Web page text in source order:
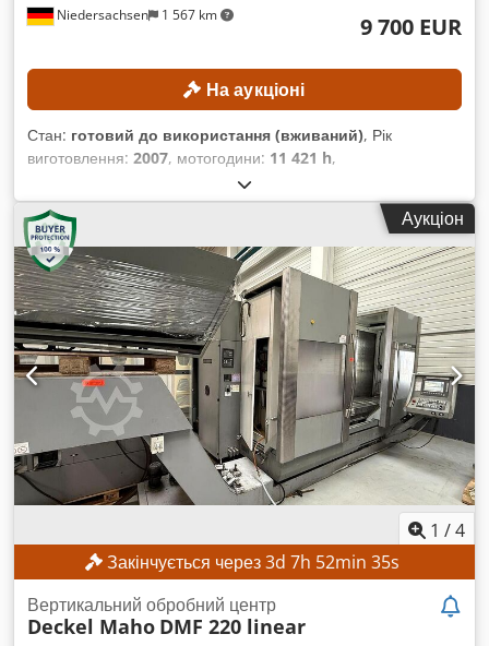
Niedersachsen 1 567 km 9 700 EUR
На аукціоні
Стан: готовий до використання (вживаний), Рік
виготовлення: 2007, мотогодини: 11 421 h,
повністю працездатний
машини/транспортного засобу:29100009074, відстань
переміщення по осі X:
, відстань переміщення по осі
Y:600 мм, відстань переміщення осі Z: 500 мм,
максимальний діаметр заготовки:140 мм , максимальна
швидкість шпинделя:16 000 об/хв, кількість слотів у
магазині інструментів:30, ТЕХНІЧНІ ХАРАКТЕРИСТИКИ Хід
по осі X: 640 мм Хід по осі Y: 600 мм Хід по осі Z: 500 мм
Розмір робочої поверхні, довжина: 850 мм Розмір робочої
поверхні, ширина: 600 мм Т-образні пази: DIN 650-14
Висота завантаження, верхня частина столу: 850 мм
Максимальне навантаження на стіл: 600 кг Виробник
шпинделя: Franz Kessler GmbH Швидкість обертання:
1600–4700 / 4700–16000 об/хв Кількість місць у магазині: 30
Кодування місць: Фіксоване кодування місць Максимальна
інструменту без логіки вільного переміщення t3/t2: 6,8 с
Час зміни інструменту без логіки вільного переміщення t1
(30): 7,9 с Час зміни інструменту з логікою вільного
переміщення t3/t2: 8,3 с Час зміни інструменту з логікою
вільного переміщення t1 (30): 9,3 с ІНСТРУМЕНТИ ТА
Аукціон
1 /4
Закінчується через3d 7h 52min 33s
Вертикальний обробний центр
Deckel Maho DMF 220 linear